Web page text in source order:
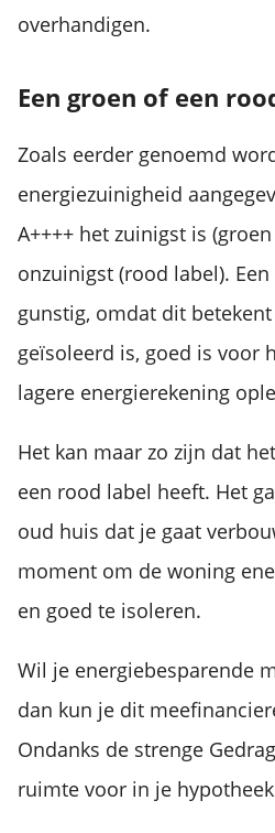
overhandigen.
Een groen of een
Zoals eerder genoemd
energiezuinigheid
A++++ het zuinigst is
onzuinigst (rood label).
gunstig, omdat dit
geïsoleerd is, goed is voor
lagere energierekening
Het kan maar zo zijn dat
een rood label heeft. Het
oud huis dat je gaat
moment om de woning
en goed te isoleren.
Wil je energiebesparende
dan kun je dit
Ondanks de strenge
ruimte voor in je